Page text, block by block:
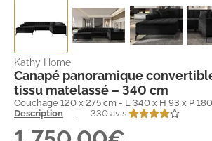
Kathy Home
Canapé panoramique
tissu matelassé – 340 cm
Couchage 120 x 275 cm - L 340 x H 93 x P
Description
330 avis